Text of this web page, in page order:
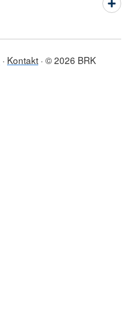
Kontakt © 2026 BRK